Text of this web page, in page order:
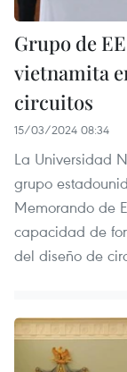
Grupo de
vietnamita
circuitos
15/03/2024 08:34
La Universidad
grupo
Memorando de
capacidad de
del diseño de